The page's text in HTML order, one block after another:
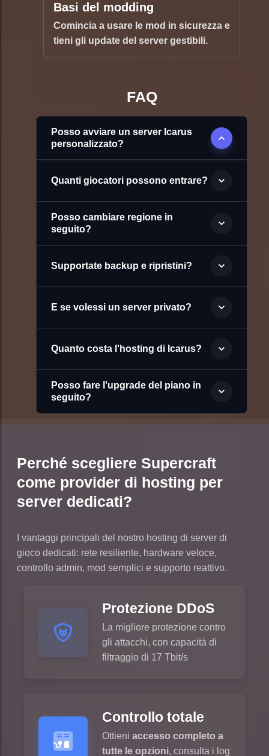
Basi del modding
Comincia a usare le mod in sicurezza e
tieni gli update del server gestibili.
FAQ
Posso avviare un server Icarus
personalizzato?
Quanti giocatori possono entrare?
Posso cambiare regione in
seguito?
Supportate backup e ripristini?
E se volessi un server privato?
Quanto costa l'hosting di Icarus?
Posso fare l'upgrade del piano in
seguito?
Perché scegliere Supercraft
come provider di hosting per
server dedicati?
I vantaggi principali del nostro hosting di server di
gioco dedicati: rete resiliente, hardware veloce,
controllo admin, mod semplici e supporto reattivo.
Protezione DDoS
La migliore protezione contro
gli attacchi, con capacità di
filtraggio di 17 Tbit/s
Controllo totale
Ottieni accesso completo a
tutte le opzioni, consulta i log